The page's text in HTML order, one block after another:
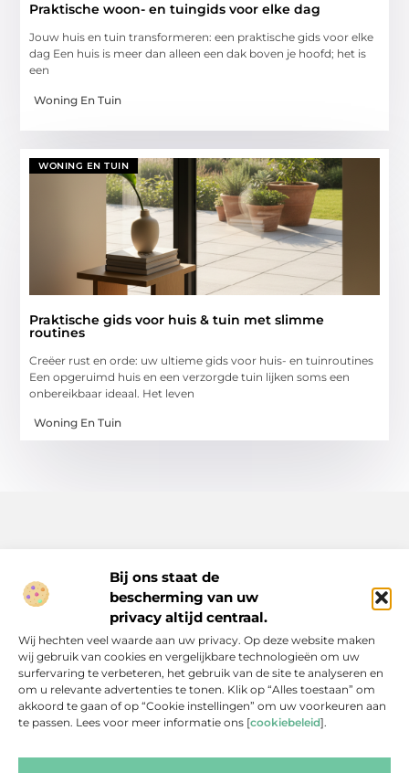
Bij ons staat de
bescherming van uw
privacy altijd centraal.
Wij hechten veel waarde aan uw privacy. Op deze website maken
wij gebruik van cookies en vergelijkbare technologieën om uw
surfervaring te verbeteren, het gebruik van de site te analyseren en
om u relevante advertenties te tonen. Klik op “Alles toestaan” om
akkoord te gaan of op “Cookie instellingen” om uw voorkeuren aan
te passen. Lees voor meer informatie ons [cookiebeleid].
Praktische woon- en tuingids voor elke dag
Jouw huis en tuin transformeren: een praktische gids voor elke
dag Een huis is meer dan alleen een dak boven je hoofd; het is
een
Woning En Tuin
WONING EN TUIN
Praktische gids voor huis & tuin met slimme
routines
Creëer rust en orde: uw ultieme gids voor huis- en tuinroutines
Een opgeruimd huis en een verzorgde tuin lijken soms een
onbereikbaar ideaal. Het leven
Woning En Tuin
Inspiratie, tips en verhalen voor elk moment.
Ontdek een breed scala aan artikelen en blogs die je dagelijks
leven verrijken, van praktische adviezen tot boeiende verhalen.
Bericht categorie
Onze informatie